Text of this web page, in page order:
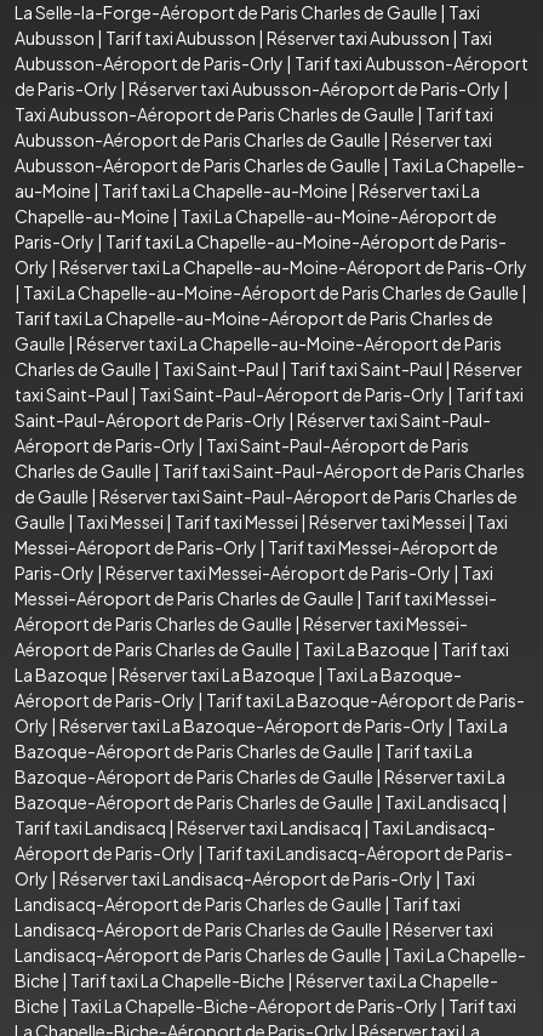
La Selle-la-Forge-Aéroport de Paris Charles de Gaulle | Taxi
Aubusson | Tarif taxi Aubusson | Réserver taxi Aubusson | Taxi
Aubusson-Aéroport de Paris-Orly | Tarif taxi Aubusson-Aéroport
de Paris-Orly | Réserver taxi Aubusson-Aéroport de Paris-Orly |
Taxi Aubusson-Aéroport de Paris Charles de Gaulle | Tarif taxi
Aubusson-Aéroport de Paris Charles de Gaulle | Réserver taxi
Aubusson-Aéroport de Paris Charles de Gaulle | Taxi La Chapelle-
au-Moine | Tarif taxi La Chapelle-au-Moine | Réserver taxi La
Chapelle-au-Moine | Taxi La Chapelle-au-Moine-Aéroport de
Paris-Orly | Tarif taxi La Chapelle-au-Moine-Aéroport de Paris-
Orly | Réserver taxi La Chapelle-au-Moine-Aéroport de Paris-Orly
| Taxi La Chapelle-au-Moine-Aéroport de Paris Charles de Gaulle |
Tarif taxi La Chapelle-au-Moine-Aéroport de Paris Charles de
Gaulle | Réserver taxi La Chapelle-au-Moine-Aéroport de Paris
Charles de Gaulle | Taxi Saint-Paul | Tarif taxi Saint-Paul | Réserver
taxi Saint-Paul | Taxi Saint-Paul-Aéroport de Paris-Orly | Tarif taxi
Saint-Paul-Aéroport de Paris-Orly | Réserver taxi Saint-Paul-
Aéroport de Paris-Orly | Taxi Saint-Paul-Aéroport de Paris
Charles de Gaulle | Tarif taxi Saint-Paul-Aéroport de Paris Charles
de Gaulle | Réserver taxi Saint-Paul-Aéroport de Paris Charles de
Gaulle | Taxi Messei | Tarif taxi Messei | Réserver taxi Messei | Taxi
Messei-Aéroport de Paris-Orly | Tarif taxi Messei-Aéroport de
Paris-Orly | Réserver taxi Messei-Aéroport de Paris-Orly | Taxi
Messei-Aéroport de Paris Charles de Gaulle | Tarif taxi Messei-
Aéroport de Paris Charles de Gaulle | Réserver taxi Messei-
Aéroport de Paris Charles de Gaulle | Taxi La Bazoque | Tarif taxi
La Bazoque | Réserver taxi La Bazoque | Taxi La Bazoque-
Aéroport de Paris-Orly | Tarif taxi La Bazoque-Aéroport de Paris-
Orly | Réserver taxi La Bazoque-Aéroport de Paris-Orly | Taxi La
Bazoque-Aéroport de Paris Charles de Gaulle | Tarif taxi La
Bazoque-Aéroport de Paris Charles de Gaulle | Réserver taxi La
Bazoque-Aéroport de Paris Charles de Gaulle | Taxi Landisacq |
Tarif taxi Landisacq | Réserver taxi Landisacq | Taxi Landisacq-
Aéroport de Paris-Orly | Tarif taxi Landisacq-Aéroport de Paris-
Orly | Réserver taxi Landisacq-Aéroport de Paris-Orly | Taxi
Landisacq-Aéroport de Paris Charles de Gaulle | Tarif taxi
Landisacq-Aéroport de Paris Charles de Gaulle | Réserver taxi
Landisacq-Aéroport de Paris Charles de Gaulle | Taxi La Chapelle-
Biche | Tarif taxi La Chapelle-Biche | Réserver taxi La Chapelle-
Biche | Taxi La Chapelle-Biche-Aéroport de Paris-Orly | Tarif taxi
La Chapelle-Biche-Aéroport de Paris-Orly | Réserver taxi La